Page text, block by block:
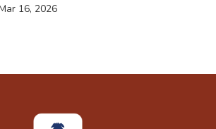
16, 2026